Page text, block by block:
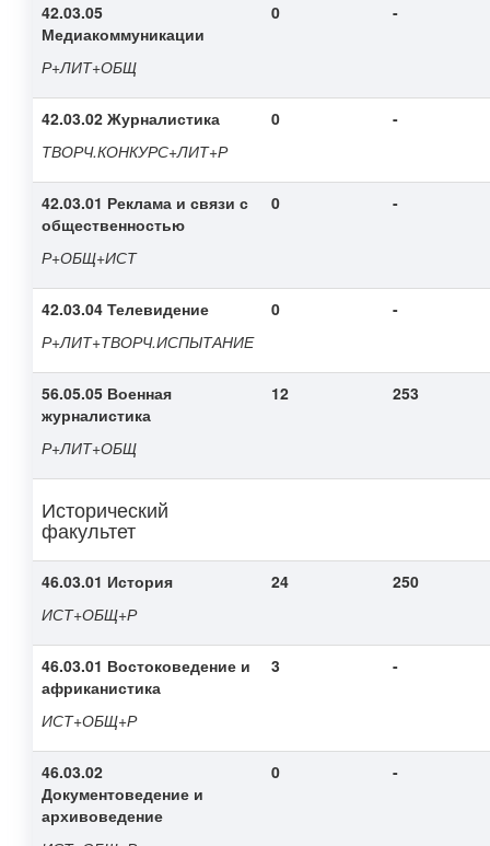
42.03.05
Медиакоммуникации
Р+ЛИТ+ОБЩ
0 -
42.03.02 Журналистика
ТВОРЧ.КОНКУРС+ЛИТ+Р
0 -
42.03.01 Реклама и связи с
общественностью
Р+ОБЩ+ИСТ
0 -
42.03.04 Телевидение
Р+ЛИТ+ТВОРЧ.ИСПЫТАНИЕ
0 -
56.05.05 Военная
журналистика
Р+ЛИТ+ОБЩ
12 253
Исторический
факультет
46.03.01 История
ИСТ+ОБЩ+Р
24 250
46.03.01 Востоковедение и
африканистика
ИСТ+ОБЩ+Р
3 -
46.03.02
Документоведение и
архивоведение
0 -